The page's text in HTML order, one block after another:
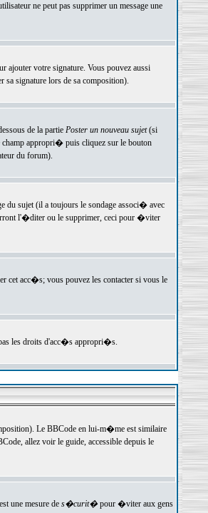
ne peut pas supprimer un message une
ajouter votre signature. Vous pouvez aussi
signature lors de sa composition).
de la partie Poster un nouveau sujet(si
champ appropri� puis cliquez sur le bouton
du forum).
du sujet (il a toujours le sondage associ� avec
l'�diter ou le supprimer, ceci pour �viter
cet acc�s; vous pouvez les contacter si vous le
les droits d'acc�s appropri�s.
Le BBCode en lui-m�me est similaire
allez voir le guide, accessible depuis le
une mesure de s�curit�pour �viter aux gens